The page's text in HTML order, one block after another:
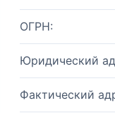
ОГРН:
Юридический
Фактический